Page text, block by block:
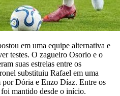
em uma equipe alternativa e
testes. O zagueiro Osorio e o
suas estreias entre os
substituiu Rafael em uma
Dória e Enzo Díaz. Entre os
mantido desde o início.